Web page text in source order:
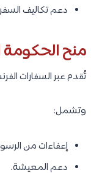
دعم تكاليف
منح الحكومة
تُقدم عبر السفارات
وتشمل:
إعفاءات من
دعم المعيشة.